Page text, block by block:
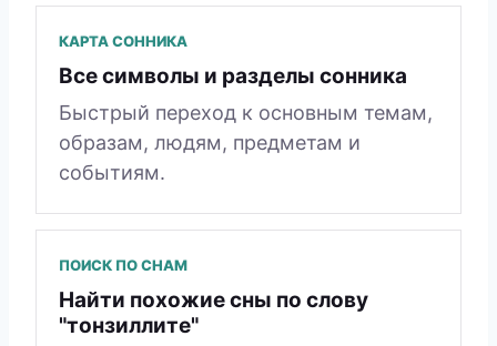
КАРТА СОННИКА
Все символы и разделы сонника
Быстрый переход к основным темам,
образам, людям, предметам и
событиям.
ПОИСК ПО СНАМ
Найти похожие сны по слову
"тонзиллите"